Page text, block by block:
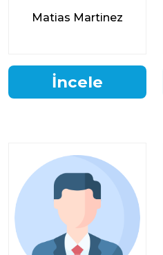
Matias Martinez
İncele